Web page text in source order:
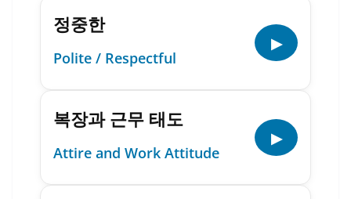
정중한
Polite / Respectful
▶
복장과 근무 태도
Attire and Work Attitude
▶